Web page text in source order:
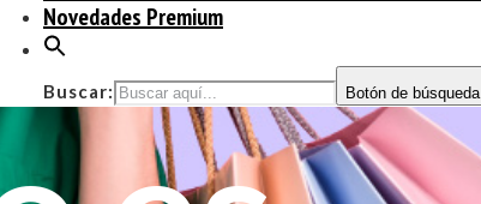
Novedades Premium
Buscar: Botón de búsqueda